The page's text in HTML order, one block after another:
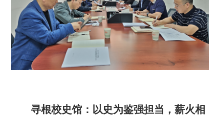
寻根校史馆：以史为鉴强担当，薪火相